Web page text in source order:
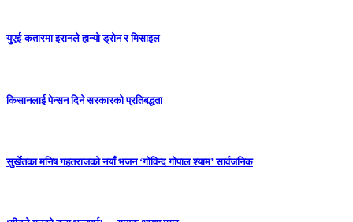
युएई-कतारमा इरानले हान्यो ड्रोन र मिसाइल
किसानलाई पेन्सन दिने सरकारको प्रतिबद्धता
सुर्खेतका मनिष गहतराजको नयाँ भजन ‘गोविन्द गोपाल श्याम’ सार्वजनिक